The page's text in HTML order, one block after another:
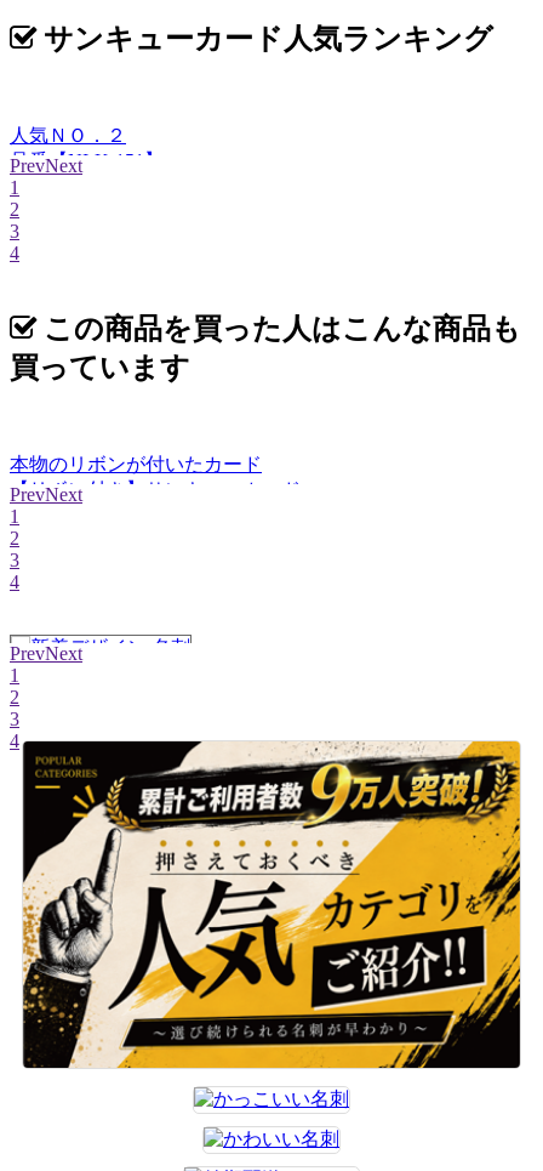
サンキューカード人気ランキング
人気ＮＯ．２
品番【NI-K-151】
PrevNext
1
2
3
4
この商品を買った人はこんな商品も
買っています
本物のリボンが付いたカード
【リボン付き】サンキューカード
PrevNext
1
2
3
4
PrevNext
1
2
3
4